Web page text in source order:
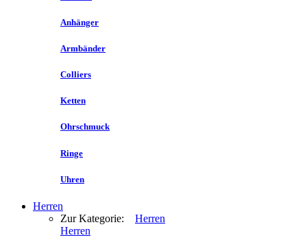
Anhänger
Armbänder
Colliers
Ketten
Ohrschmuck
Ringe
Uhren
Herren
Zur Kategorie: Herren
Herren